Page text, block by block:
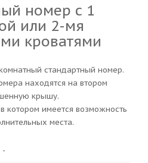
номер с 1
или 2-мя
кроватями
стандартный номер.
находятся на втором
крышу.
котором имеется возможность
места.
-